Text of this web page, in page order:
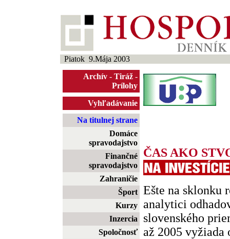
Piatok 9.Mája 2003
Archív - Tiráž -
Prílohy
Vyhľadávanie
Na titulnej strane
Domáce
spravodajstvo
Finančné
spravodajstvo
Zahraničie
Šport
Kurzy
Inzercia
Spoločnosť
ČAS AKO
Ešte na sklonku
analytici
slovenského
až 2005 vyžiada